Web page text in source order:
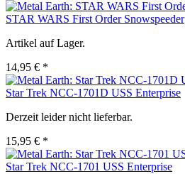
STAR WARS First Order Snowspeeder
Artikel auf Lager.
14,95 € *
Star Trek NCC-1701D USS Enterprise
Derzeit leider nicht lieferbar.
15,95 € *
Star Trek NCC-1701 USS Enterprise